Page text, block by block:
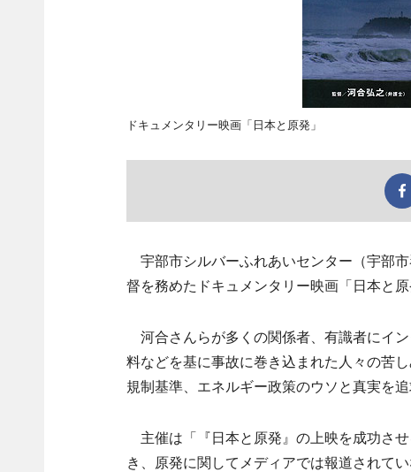
ドキュメンタリー映画「日本と原発」
宇部市シルバーふれあいセンター（宇部
督を務めたドキュメンタリー映画「日本と原
河合さんらが多くの関係者、有識者にイ
料などを基に事故に巻き込まれた人々の苦
規制基準、エネルギー政策のウソと真実を追
主催は「『日本と原発』の上映を成功さ
き、原発に関してメディアでは報道されて